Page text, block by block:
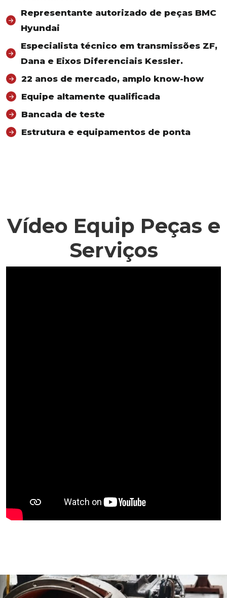
Representante autorizado de peças BMC
Hyundai
Especialista técnico em transmissões ZF,
Dana e Eixos Diferenciais Kessler.
22 anos de mercado, amplo know-how
Equipe altamente qualificada
Bancada de teste
Estrutura e equipamentos de ponta
Vídeo Equip Peças e
Serviços